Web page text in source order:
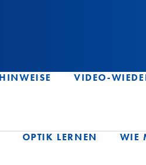
VIDEO-
OPTIK LERNEN WIE